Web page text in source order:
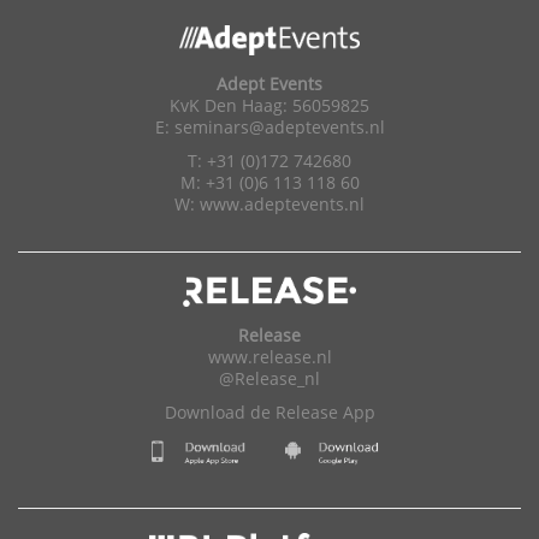
Adept Events
KvK Den Haag: 56059825
E: seminars@adeptevents.nl
T: +31 (0)172 742680
M: +31 (0)6 113 118 60
W: www.adeptevents.nl
Release
www.release.nl
@Release_nl
Download de Release App